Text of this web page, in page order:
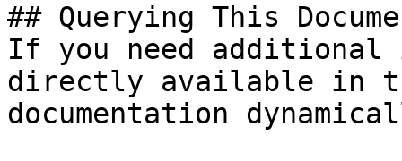
## Querying This
If you need
directly available in
documentation